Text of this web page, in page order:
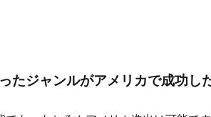
たジャンルがアメリカで成功し